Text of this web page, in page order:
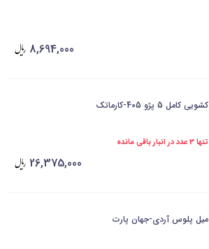
8,694,000
کشویی کامل 5 پژو 405-کارماتک
تنها 3 عدد در انبار باقی مانده
26,375,000
میل پلوس آردی-جهان پارت